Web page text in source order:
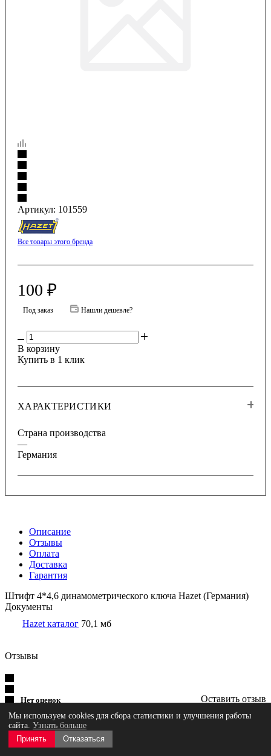
Артикул: 101559
Все товары этого бренда
100 ₽
Под заказ Нашли дешевле?
В корзину
Купить в 1 клик
ХАРАКТЕРИСТИКИ
Страна производства
—
Германия
Описание
Отзывы
Оплата
Доставка
Гарантия
Штифт 4*4,6 динамометрического ключа Hazet (Германия)
Документы
Hazet каталог 70,1 мб
Отзывы
Нет оценок Оставить отзыв
Загрузка отзывов...
Мы используем cookies для сбора статистики и улучшения работы
сайта. Узнать больше
Принять
Отказаться